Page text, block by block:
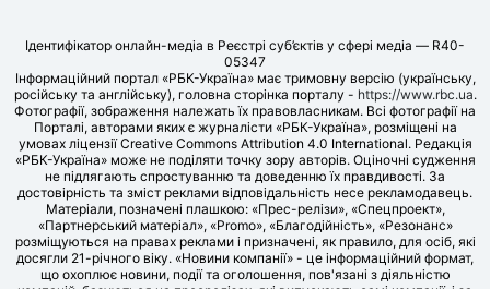
Ідентифікатор онлайн-медіа в Реєстрі суб’єктів у сфері медіа — R40-
05347
Інформаційний портал «РБК-Україна» має тримовну версію (українську,
російську та англійську), головна сторінка порталу - https://www.rbc.ua.
Фотографії, зображення належать їх правовласникам. Всі фотографії на
Порталі, авторами яких є журналісти «РБК-Україна», розміщені на
умовах ліцензії Creative Commons Attribution 4.0 International. Редакція
«РБК-Україна» може не поділяти точку зору авторів. Оціночні судження
не підлягають спростуванню та доведенню їх правдивості. За
достовірність та зміст реклами відповідальність несе рекламодавець.
Матеріали, позначені плашкою: «Прес-релізи», «Спецпроект»,
«Партнерський матеріал», «Promo», «Благодійність», «Резонанс»
розміщуються на правах реклами і призначені, як правило, для осіб, які
досягли 21-річного віку. «Новини компанії» - це інформаційний формат,
що охоплює новини, події та оголошення, пов'язані з діяльністю